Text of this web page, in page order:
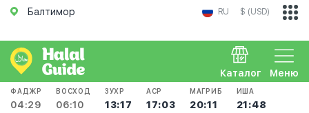
Балтимор RU $ (USD)
Меню
Каталог
ФАДЖР
04:29
ВОСХОД
06:10
ЗУХР
13:17
АСР
17:03
МАГРИБ
20:11
ИША
21:48